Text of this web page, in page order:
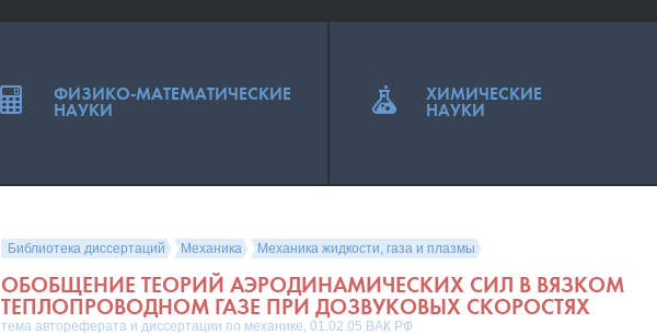
Библиотека диссертаций Механика Механика жидкости, газа и плазмы
ОБОБЩЕНИЕ ТЕОРИЙ АЭРОДИНАМИЧЕСКИХ СИЛ В ВЯЗКОМ
ТЕПЛОПРОВОДНОМ ГАЗЕ ПРИ ДОЗВУКОВЫХ СКОРОСТЯХ
тема автореферата и диссертации по механике, 01.02.05 ВАК РФ
ФИЗИКО-МАТЕМАТИЧЕСКИЕ
НАУКИ
ХИМИЧЕСКИЕ
НАУКИ